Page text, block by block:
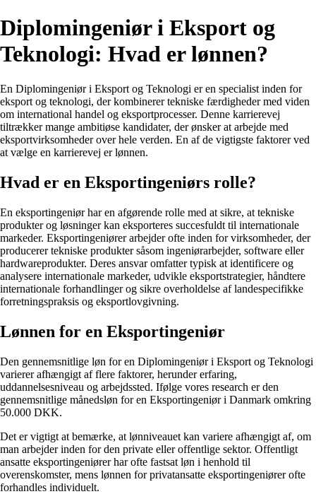
Diplomingeniør i Eksport og
Teknologi: Hvad er lønnen?
En Diplomingeniør i Eksport og Teknologi er en specialist inden for
eksport og teknologi, der kombinerer tekniske færdigheder med viden
om international handel og eksportprocesser. Denne karrierevej
tiltrækker mange ambitiøse kandidater, der ønsker at arbejde med
eksportvirksomheder over hele verden. En af de vigtigste faktorer ved
at vælge en karrierevej er lønnen.
Hvad er en Eksportingeniørs rolle?
En eksportingeniør har en afgørende rolle med at sikre, at tekniske
produkter og løsninger kan eksporteres succesfuldt til internationale
markeder. Eksportingeniører arbejder ofte inden for virksomheder, der
producerer tekniske produkter såsom ingeniørarbejder, software eller
hardwareprodukter. Deres ansvar omfatter typisk at identificere og
analysere internationale markeder, udvikle eksportstrategier, håndtere
internationale forhandlinger og sikre overholdelse af landespecifikke
forretningspraksis og eksportlovgivning.
Lønnen for en Eksportingeniør
Den gennemsnitlige løn for en Diplomingeniør i Eksport og Teknologi
varierer afhængigt af flere faktorer, herunder erfaring,
uddannelsesniveau og arbejdssted. Ifølge vores research er den
gennemsnitlige månedsløn for en Eksportingeniør i Danmark omkring
50.000 DKK.
Det er vigtigt at bemærke, at lønniveauet kan variere afhængigt af, om
man arbejder inden for den private eller offentlige sektor. Offentligt
ansatte eksportingeniører har ofte fastsat løn i henhold til
overenskomster, mens lønnen for privatansatte eksportingeniører ofte
forhandles individuelt.